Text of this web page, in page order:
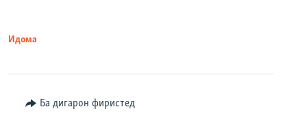
Идома
Ба дигарон фиристед